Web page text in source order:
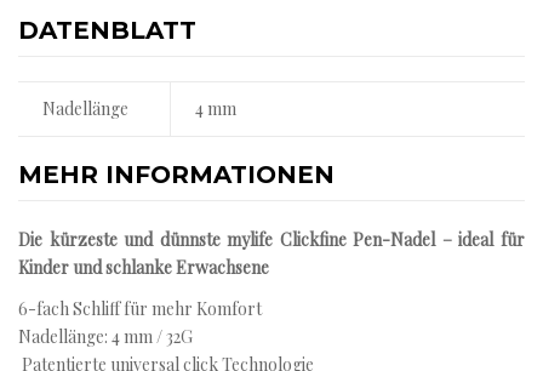
DATENBLATT
Nadellänge 4 mm
MEHR INFORMATIONEN
Die kürzeste und dünnste mylife Clickfine Pen-Nadel – ideal für
Kinder und schlanke Erwachsene
6-fach Schliff für mehr Komfort
Nadellänge: 4 mm / 32G
Patentierte universal click Technologie